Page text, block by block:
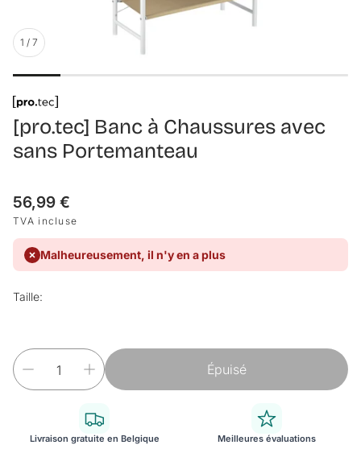
1 / 7
[pro.tec] Banc à Chaussures avec
sans Portemanteau
Prix
habituel
56,99 €
TVA incluse
Malheureusement, il n'y en a plus
Taille:
Épuisé
Livraison gratuite en Belgique Meilleures évaluations